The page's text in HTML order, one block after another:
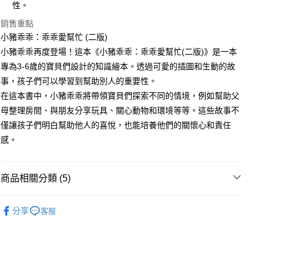
1.本服務係由「台灣大哥大股份有限公司」（以下簡稱本公司）所提供，讓
用戶於交易時，得透過本服務購買商品或服務，並由商店將買賣／分期付
款買賣價金債權讓與本公司後，依約使用本公司帳單繳交帳款。
2.基於同意付款使用「大哥付你分期」之契約關係目的，商店將以您的個人
資料（包含姓名、電話或地址）提供予台灣大哥大進項蒐集、處理及利
用，由本公司與您本人進行分期帳單所需資料之確認、核對及更正。
3.完整用戶服務條款，請詳閱以下連結：https://oppay.tw/userRule
３．收到繳費通知簡訊後14天內，點擊此簡訊中的連結，可透過四大超商
／ATM／網路銀行／等多元方式進行付款，方視為交易完成。
※ 請注意：結帳手續完成當下不需立刻繳費，但若您需要取消訂單，請聯
絡購買商品的店家。未經商家同意取消之訂單仍視為有效，需透過AFTEE
先享後付繳納相關費用。
※ 交易是否成功請以「AFTEE先享後付 」之結帳頁面顯示為準，若有關於
是否繳費成功／繳費後需取消欲退款等相關疑問，請聯繫「AFTEE先享後
付客戶支援中心」https://netprotections.freshdesk.com/support/home
１．透過由恩沛科技股份有限公司提供之「AFTEE先享後付」服務完成之
交易，需依本服務之必要範圍內提供個人資料，並將交易相關給付款項請
求債權轉讓予恩沛科技股份有限公司。
２．關於個人資料處理事宜，請瀏覽以下網址：
「AFTEE先享後付」，若未經同意申辦者引起之損失，本公司不負相關責
即時審查核予不同之上限額度；若仍有額度不足之情形，本公司將視審查
國內宅配/郵寄 (不適用離島、海外及郵局i郵箱)
每筆NT$70，滿NT$800(含以上)免運費
離島宅配（澎湖、金門、馬祖、小琉球；不適用於郵局i郵箱）
海外包裹航空運送 查看運費
性。
銷售重點
小豬乖乖：乖乖愛幫忙 (二版)
小豬乖乖再度登場！這本《小豬乖乖：乖乖愛幫忙(二版)》是一本
專為3-6歲的寶貝們設計的知識繪本。透過可愛的插圖和生動的故
事，孩子們可以學習到幫助別人的重要性。
在這本書中，小豬乖乖將帶領寶貝們探索不同的情境，例如幫助父
母整理房間、與朋友分享玩具、關心動物和環境等等。這些故事不
僅讓孩子們明白幫助他人的喜悅，也能培養他們的關懷心和責任
感。
商品相關分類 (5)
分享 客服